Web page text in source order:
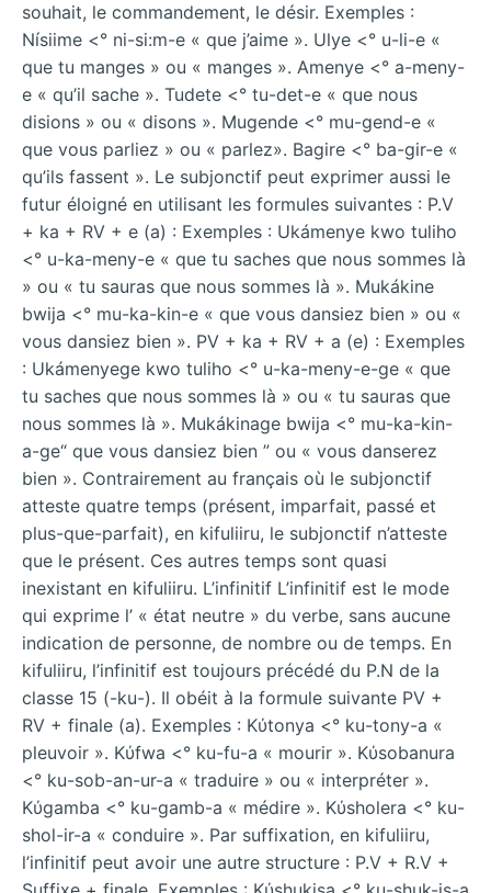
souhait, le commandement, le désir. Exemples :
Nísiime <° ni-si:m-e « que j’aime ». Ulye <° u-li-e «
que tu manges » ou « manges ». Amenye <° a-meny-
e « qu’il sache ». Tudete <° tu-det-e « que nous
disions » ou « disons ». Mugende <° mu-gend-e «
que vous parliez » ou « parlez». Bagire <° ba-gir-e «
qu’ils fassent ». Le subjonctif peut exprimer aussi le
futur éloigné en utilisant les formules suivantes : P.V
+ ka + RV + e (a) : Exemples : Ukámenye kwo tuliho
<° u-ka-meny-e « que tu saches que nous sommes là
» ou « tu sauras que nous sommes là ». Mukákine
bwija <° mu-ka-kin-e « que vous dansiez bien » ou «
vous dansiez bien ». PV + ka + RV + a (e) : Exemples
: Ukámenyege kwo tuliho <° u-ka-meny-e-ge « que
tu saches que nous sommes là » ou « tu sauras que
nous sommes là ». Mukákinage bwija <° mu-ka-kin-
a-ge“ que vous dansiez bien ” ou « vous danserez
bien ». Contrairement au français où le subjonctif
atteste quatre temps (présent, imparfait, passé et
plus-que-parfait), en kifuliiru, le subjonctif n’atteste
que le présent. Ces autres temps sont quasi
inexistant en kifuliiru. L’infinitif L’infinitif est le mode
qui exprime l’ « état neutre » du verbe, sans aucune
indication de personne, de nombre ou de temps. En
kifuliiru, l’infinitif est toujours précédé du P.N de la
classe 15 (-ku-). Il obéit à la formule suivante PV +
RV + finale (a). Exemples : Kύtonya <° ku-tony-a «
pleuvoir ». Kύfwa <° ku-fu-a « mourir ». Kύsobanura
<° ku-sob-an-ur-a « traduire » ou « interpréter ».
Kύgamba <° ku-gamb-a « médire ». Kύsholera <° ku-
shol-ir-a « conduire ». Par suffixation, en kifuliiru,
l’infinitif peut avoir une autre structure : P.V + R.V +